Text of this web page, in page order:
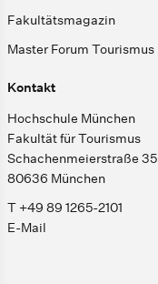
Fakultätsmagazin
Master Forum Tourismus
Kontakt
Hochschule München
Fakultät für Tourismus
Schachenmeierstraße 35
80636 München
T +49 89 1265-2101
E-Mail